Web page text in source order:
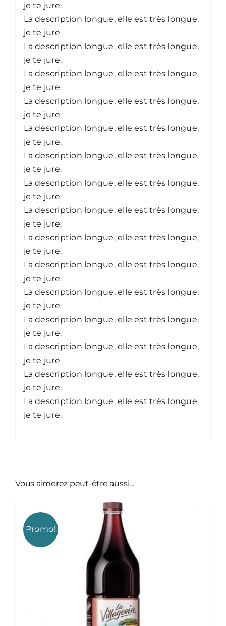
je te jure.
La description longue, elle est très longue,
je te jure.
La description longue, elle est très longue,
je te jure.
La description longue, elle est très longue,
je te jure.
La description longue, elle est très longue,
je te jure.
La description longue, elle est très longue,
je te jure.
La description longue, elle est très longue,
je te jure.
La description longue, elle est très longue,
je te jure.
La description longue, elle est très longue,
je te jure.
La description longue, elle est très longue,
je te jure.
La description longue, elle est très longue,
je te jure.
La description longue, elle est très longue,
je te jure.
La description longue, elle est très longue,
je te jure.
La description longue, elle est très longue,
je te jure.
La description longue, elle est très longue,
je te jure.
La description longue, elle est très longue,
je te jure.
Vous aimerez peut-être aussi…
Promo!